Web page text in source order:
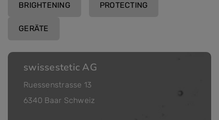
BRIGHTENING PROTECTING
GERÄTE
swissestetic AG
Ruessenstrasse 13
6340 Baar Schweiz